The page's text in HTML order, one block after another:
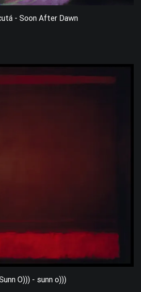
- Soon After Dawn
O))) - sunn o)))